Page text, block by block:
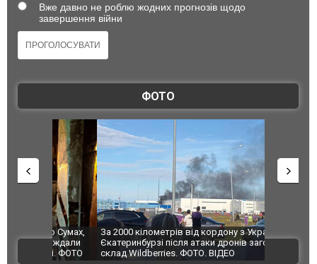
Вже давно не роблю жодних прогнозів щодо
завершення війни
ФОТО
За 2000 кілометрів від кордону з Україною: в
Єкатеринбурзі після атаки дронів загорівся
склад Wildberries. ФОТО. ВІДЕО
"Мої
ВІДЕО